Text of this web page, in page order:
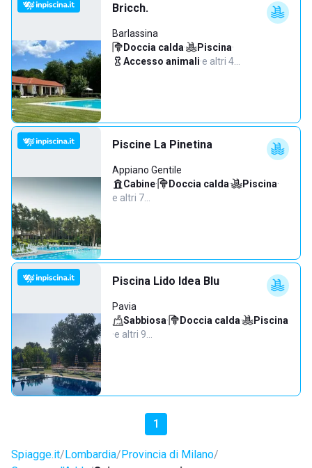
Bricch.
Barlassina
Doccia calda· Piscina·
Accesso animali·e altri 4…
Piscine La Pinetina
Appiano Gentile
Cabine· Doccia calda· Piscina·
e altri 7…
Piscina Lido Idea Blu
Pavia
Sabbiosa· Doccia calda·
Piscina
·e altri 9…
1
Spiagge.it Lombardia Provincia di Milano